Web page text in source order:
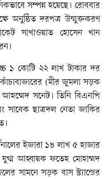
সম্পন্ন হয়েছে। রোববার
অনুষ্ঠিত দরপত্র উন্মুক্তকরণ
সাখাওয়াত হোসেন খান
১ কোটি ২২ লাখ টাকার দর
কাঁচাবাজারের (মীর জুমলা সড়ক
সনেট। তিনি বিএনপি
সাবেক ছাত্রদল নেতা জাকির
ইজারা ১৮ লাখ ৫ হাজার
যুগ্ম আহ্বায়ক ফতেহ মোহাম্মদ
সামনে সড়ক বাস স্ট্যান্ডের